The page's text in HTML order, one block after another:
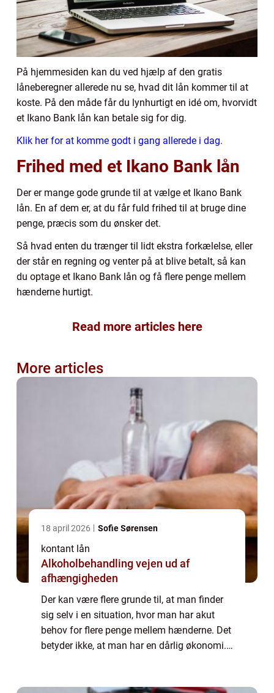
På hjemmesiden kan du ved hjælp af den gratis
låneberegner allerede nu se, hvad dit lån kommer til at
koste. På den måde får du lynhurtigt en idé om, hvorvidt
et Ikano Bank lån kan betale sig for dig.
Klik her for at komme godt i gang allerede i dag.
Frihed med et Ikano Bank lån
Der er mange gode grunde til at vælge et Ikano Bank
lån. En af dem er, at du får fuld frihed til at bruge dine
penge, præcis som du ønsker det.
Så hvad enten du trænger til lidt ekstra forkælelse, eller
der står en regning og venter på at blive betalt, så kan
du optage et Ikano Bank lån og få flere penge mellem
hænderne hurtigt.
Read more articles here
More articles
18 april 2026 Sofie Sørensen
kontant lån
Alkoholbehandling vejen ud af
afhængigheden
Der kan være flere grunde til, at man finder
sig selv i en situation, hvor man har akut
behov for flere penge mellem hænderne. Det
betyder ikke, at man har en dårlig økonomi.